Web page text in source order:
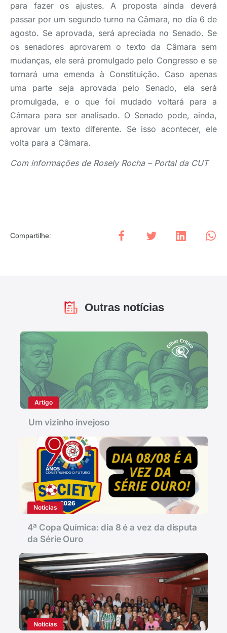
para fazer os ajustes. A proposta ainda deverá
passar por um segundo turno na Câmara, no dia 6 de
agosto. Se aprovada, será apreciada no Senado. Se
os senadores aprovarem o texto da Câmara sem
mudanças, ele será promulgado pelo Congresso e se
tornará uma emenda à Constituição. Caso apenas
uma parte seja aprovada pelo Senado, ela será
promulgada, e o que foi mudado voltará para a
Câmara para ser analisado. O Senado pode, ainda,
aprovar um texto diferente. Se isso acontecer, ele
volta para a Câmara.
Com informações de Rosely Rocha – Portal da CUT
Compartilhe:
Outras notícias
Artigo
Um vizinho invejoso
Notícias
4ª Copa Química: dia 8 é a vez da disputa
da Série Ouro
Notícias